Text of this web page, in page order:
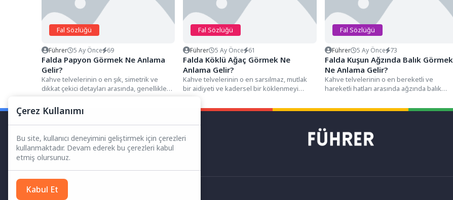
Fal Sözlüğü
Führer 5 Ay Önce 69
Falda Papyon Görmek Ne Anlama
Gelir?
Kahve telvelerinin o en şık, simetrik ve
dikkat çekici detayları arasında, genellikle
Fal Sözlüğü
Führer 5 Ay Önce 61
Falda Köklü Ağaç Görmek Ne
Anlama Gelir?
Kahve telvelerinin o en sarsılmaz, mutlak
bir aidiyeti ve kadersel bir köklenmeyi
Fal Sözlüğü
Führer 5 Ay Önce 73
Falda Kuşun Ağzında Balık Görmek
Ne Anlama Gelir?
Kahve telvelerinin o en bereketli ve
hareketli hatları arasında ağzında balık
Her Hakkı Saklıdır.
Çerez Kullanımı
Bu site, kullanıcı deneyimini geliştirmek için çerezleri
kullanmaktadır. Devam ederek bu çerezleri kabul
etmiş olursunuz.
Kabul Et